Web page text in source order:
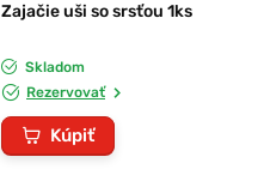
Zajačie uši so srsťou 1ks
Skladom
Rezervovať
Kúpiť